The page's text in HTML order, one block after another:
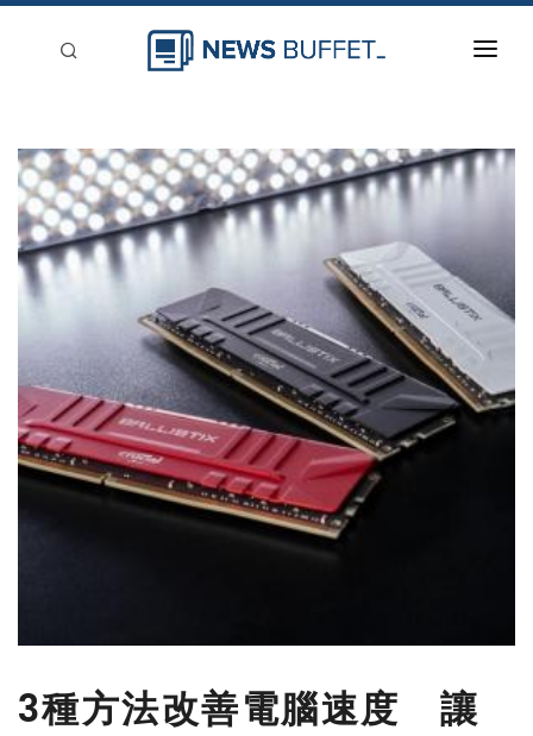
新聞稿分類
登入
刊登
3種方法改善電腦速度 讓